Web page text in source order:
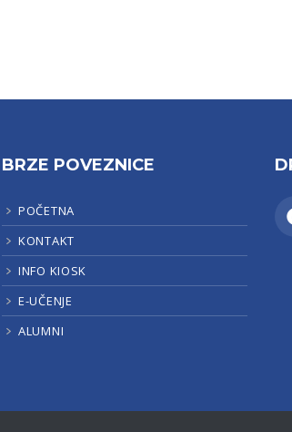
BRZE POVEZNICE
POČETNA
KONTAKT
INFO KIOSK
E-UČENJE
ALUMNI